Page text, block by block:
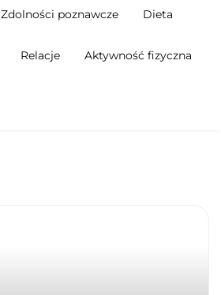
Zdolności poznawcze Dieta
Relacje Aktywność fizyczna